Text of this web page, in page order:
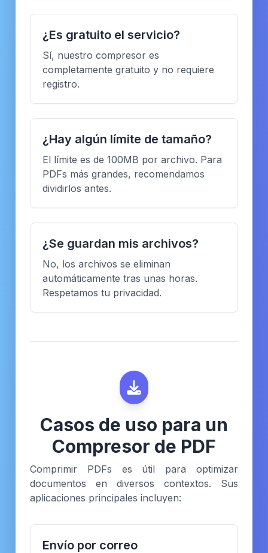
¿Es gratuito el servicio?
Sí, nuestro compresor es
completamente gratuito y no requiere
registro.
¿Hay algún límite de tamaño?
El límite es de 100MB por archivo. Para
PDFs más grandes, recomendamos
dividirlos antes.
¿Se guardan mis archivos?
No, los archivos se eliminan
automáticamente tras unas horas.
Respetamos tu privacidad.
Casos de uso para un
Compresor de PDF
Comprimir PDFs es útil para optimizar
documentos en diversos contextos. Sus
aplicaciones principales incluyen:
Envío por correo